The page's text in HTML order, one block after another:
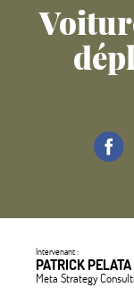
Intervenant :
PATRICK PELATA
Meta Strategy